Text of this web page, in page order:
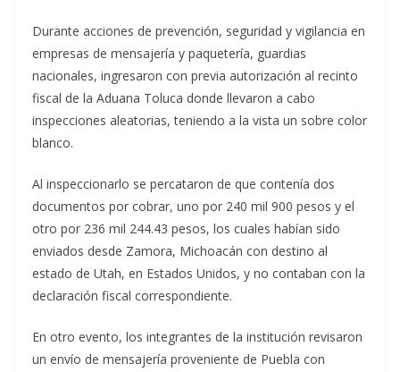
Durante acciones de prevención, seguridad y vigilancia en
empresas de mensajería y paquetería, guardias
nacionales, ingresaron con previa autorización al recinto
fiscal de la Aduana Toluca donde llevaron a cabo
inspecciones aleatorias, teniendo a la vista un sobre color
blanco.
Al inspeccionarlo se percataron de que contenía dos
documentos por cobrar, uno por 240 mil 900 pesos y el
otro por 236 mil 244.43 pesos, los cuales habían sido
enviados desde Zamora, Michoacán con destino al
estado de Utah, en Estados Unidos, y no contaban con la
declaración fiscal correspondiente.
En otro evento, los integrantes de la institución revisaron
un envío de mensajería proveniente de Puebla con